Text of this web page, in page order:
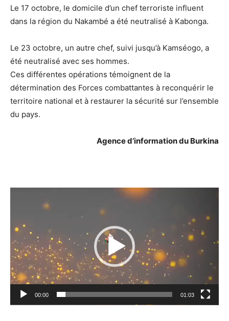
Le 17 octobre, le domicile d’un chef terroriste influent
dans la région du Nakambé a été neutralisé à Kabonga.
Le 23 octobre, un autre chef, suivi jusqu’à Kamséogo, a
été neutralisé avec ses hommes.
Ces différentes opérations témoignent de la
détermination des Forces combattantes à reconquérir le
territoire national et à restaurer la sécurité sur l’ensemble
du pays.
Agence d’information du Burkina
Lecteur
00:00 01:03